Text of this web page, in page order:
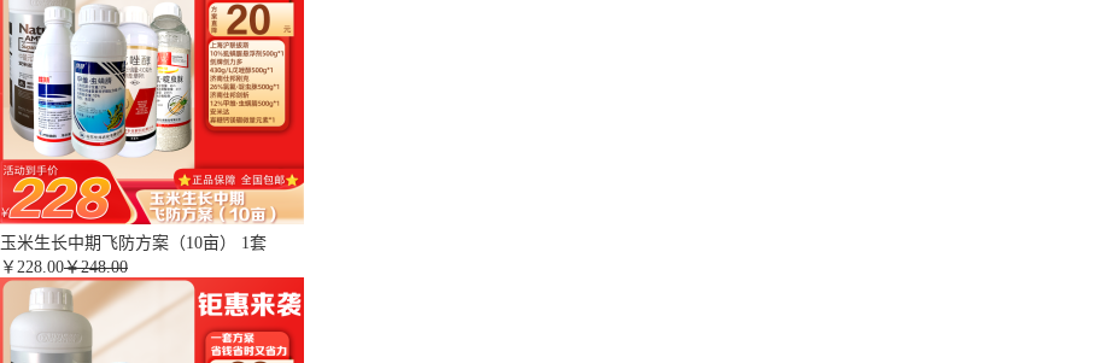
玉米生长中期飞防方案（10亩） 1套
￥ 228.00￥248.00